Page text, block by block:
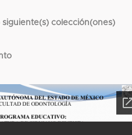
siguiente(s) colección(ones)